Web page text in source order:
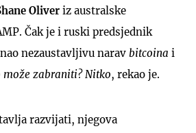
Oliver iz australske
Čak je i ruski predsjednik
nezaustavljivu narav bitcoina i
može zabraniti? Nitko, rekao je.
razvijati, njegova